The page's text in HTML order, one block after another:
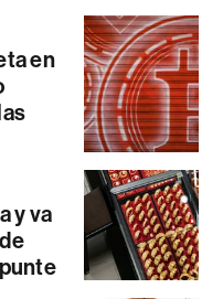
en
y va